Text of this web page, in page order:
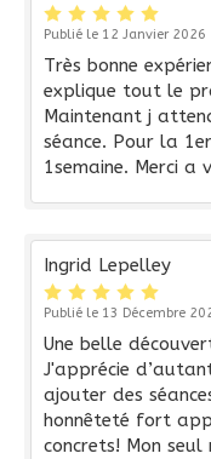
Publié le 12 Janvier 2026
Très bonne
explique tout le
Maintenant j
séance. Pour la
1semaine. Merci a
Ingrid Lepelley
Publié le 13 Décembre
Une belle
J'apprécie
ajouter des
honnêteté fort
concrets! Mon